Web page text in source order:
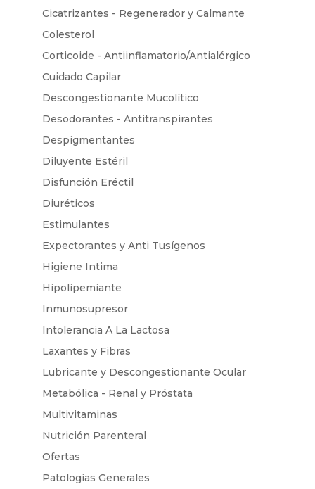
Cicatrizantes - Regenerador y Calmante
Colesterol
Corticoide - Antiinflamatorio/Antialérgico
Cuidado Capilar
Descongestionante Mucolítico
Desodorantes - Antitranspirantes
Despigmentantes
Diluyente Estéril
Disfunción Eréctil
Diuréticos
Estimulantes
Expectorantes y Anti Tusígenos
Higiene Intima
Hipolipemiante
Inmunosupresor
Intolerancia A La Lactosa
Laxantes y Fibras
Lubricante y Descongestionante Ocular
Metabólica - Renal y Próstata
Multivitaminas
Nutrición Parenteral
Ofertas
Patologías Generales